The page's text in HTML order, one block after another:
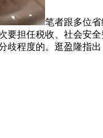
笔者跟多位
担任税收、社会安
程度的。逛盈隆指